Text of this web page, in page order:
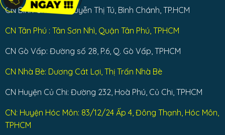
CN Bình Chánh: Nguyễn Thị Tú, Bình Chánh, TP.HCM
CN Tân Phú : Tân Sơn Nhì, Quận Tân Phú, TPHCM
CN Gò Vấp: Đường số 28, P.6, Q. Gò Vấp, TPHCM
CN Nhà Bè: Dương Cát Lợi, Thị Trấn Nhà Bè
CN Huyện Củ Chi: Đường 232, Hoà Phú, Củ Chi, TPHCM
CN: Huyện Hóc Môn: 83/12/24 Ấp 4, Đông Thạnh, Hóc Môn,
TPHCM